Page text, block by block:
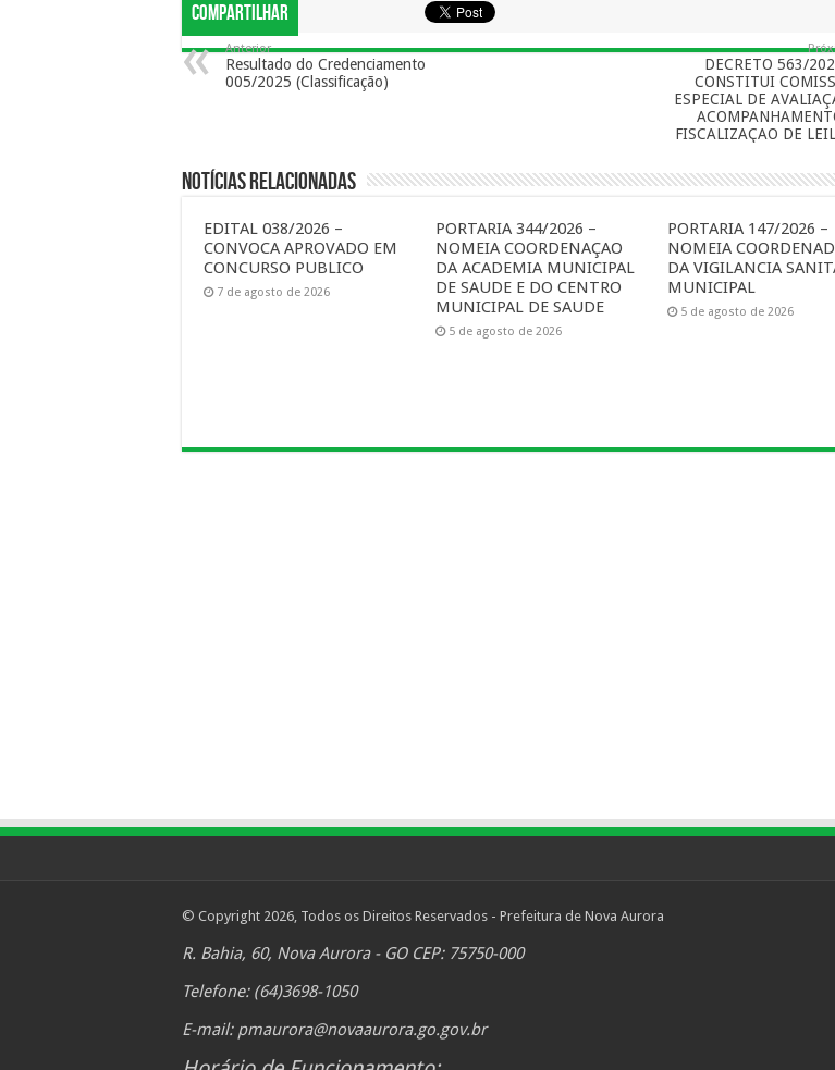
Compartilhar
Anterior
Resultado do Credenciamento
005/2025 (Classificação)
DECRETO 563/
CONSTITUI
ESPECIAL DE
FISCALIZAÇAO DE
Notícias Relacionadas
EDITAL 038/2026 –
CONVOCA APROVADO EM
CONCURSO PUBLICO
7 de agosto de 2026
PORTARIA 344/2026 –
NOMEIA COORDENAÇAO
DA ACADEMIA MUNICIPAL
DE SAUDE E DO CENTRO
MUNICIPAL DE SAUDE
5 de agosto de 2026
PORTARIA 147/2026 –
NOMEIA
DA VIGILANCIA
MUNICIPAL
5 de agosto de 2026
© Copyright 2026, Todos os Direitos Reservados - Prefeitura de Nova Aurora
R. Bahia, 60, Nova Aurora - GO CEP: 75750-000
Telefone: (64)3698-1050
E-mail: pmaurora@novaaurora.go.gov.br